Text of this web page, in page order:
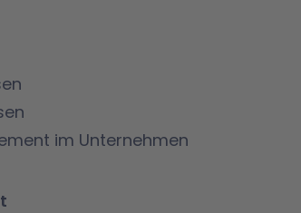
im Unternehmen